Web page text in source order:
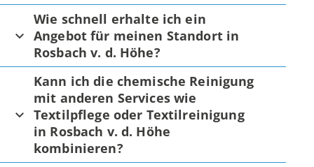
Wie schnell erhalte ich ein
Angebot für meinen Standort in
Rosbach v. d. Höhe?
Kann ich die chemische Reinigung
mit anderen Services wie
Textilpflege oder Textilreinigung
in Rosbach v. d. Höhe
kombinieren?